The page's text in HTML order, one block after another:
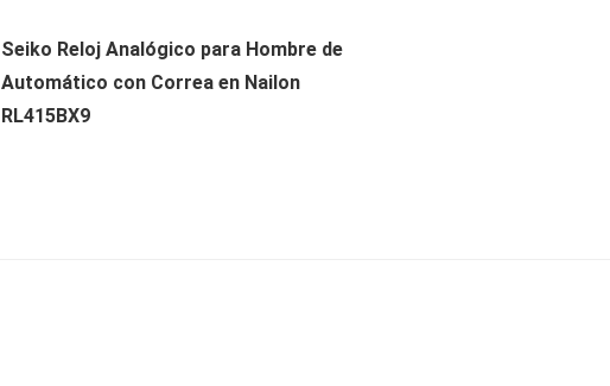
Seiko Reloj Analógico para Hombre de
Automático con Correa en Nailon
RL415BX9